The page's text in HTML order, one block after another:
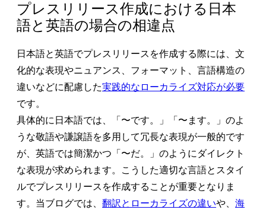
プレスリリース作成における日本
語と英語の場合の相違点
日本語と英語でプレスリリースを作成する際には、文
化的な表現やニュアンス、フォーマット、言語構造の
違いなどに配慮した実践的なローカライズ対応が必要
です。
具体的に日本語では、「〜です。」「〜ます。」のよ
うな敬語や謙譲語を多用して冗長な表現が一般的です
が、英語では簡潔かつ「〜だ。」のようにダイレクト
な表現が求められます。こうした適切な言語とスタイ
ルでプレスリリースを作成することが重要となりま
す。当ブログでは、 翻訳とローカライズの違いや、 海